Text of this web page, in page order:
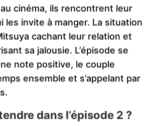
cinéma, ils rencontrent leur
les invite à manger. La situation
cachant leur relation et
sa jalousie. L’épisode se
note positive, le couple
ensemble et s’appelant par
dans l’épisode 2 ?